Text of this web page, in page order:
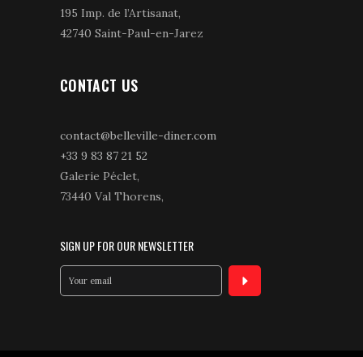
195 Imp. de l’Artisanat,
42740 Saint-Paul-en-Jarez
CONTACT US
contact@belleville-diner.com
+33 9 83 87 21 52
Galerie Péclet,
73440 Val Thorens,
SIGN UP FOR OUR NEWSLETTER